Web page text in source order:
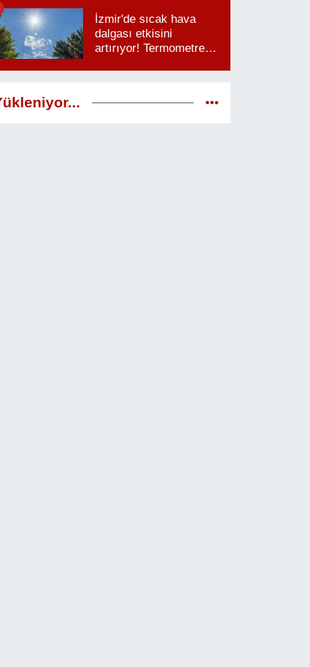
İzmir'de sıcak hava
dalgası etkisini
artırıyor! Termometreler